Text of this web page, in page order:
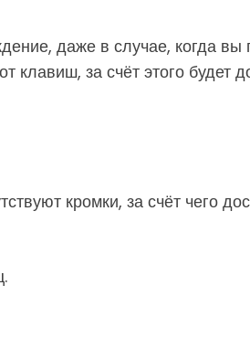
даже в случае, когда вы
клавиш, за счёт этого будет
кромки, за счёт чего